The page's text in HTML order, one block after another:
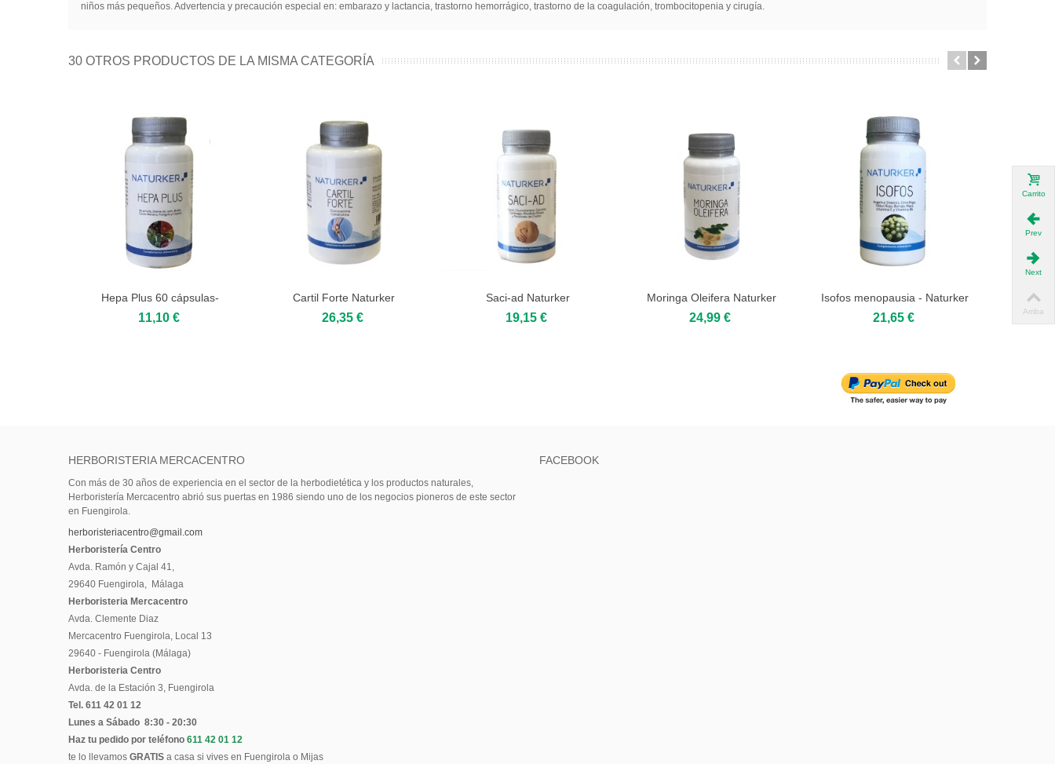
niños más pequeños. Advertencia y precaución especial en: embarazo y lactancia, trastorno hemorrágico, trastorno de la coagulación, trombocitopenia y cirugía.
30 OTROS PRODUCTOS DE LA MISMA CATEGORÍA
Add to cart
Hepa Plus 60 cápsulas-
Naturker
11,10 €
Add to cart
Cartil Forte Naturker
26,35 €
Add to cart
Saci-ad Naturker
19,15 €
Add to cart
Moringa Oleifera Naturker
24,99 €
Add to cart
Isofos menopausia - Naturker
21,65 €
HERBORISTERIA MERCACENTRO
Con más de 30 años de experiencia en el sector de la herbodietética y los productos naturales,
Herboristería Mercacentro abrió sus puertas en 1986 siendo uno de los negocios pioneros de este sector
en Fuengirola.
herboristeriacentro@gmail.com
Herboristería Centro
Avda. Ramón y Cajal 41,
29640 Fuengirola, Málaga
Herboristeria Mercacentro
Avda. Clemente Diaz
Mercacentro Fuengirola, Local 13
29640 - Fuengirola (Málaga)
Herboristeria Centro
Avda. de la Estación 3, Fuengirola
Tel. 611 42 01 12
Lunes a Sábado 8:30 - 20:30
Haz tu pedido por teléfono 611 42 01 12
te lo llevamos GRATIS a casa si vives en Fuengirola o Mijas
FACEBOOK
Carrito
Prev
Next
Arriba